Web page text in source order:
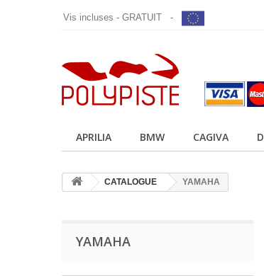
Vis incluses - GRATUIT -
APRILIA BMW CAGIVA
CATALOGUE YAMAHA
YAMAHA